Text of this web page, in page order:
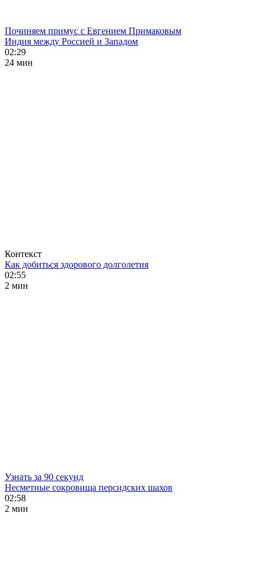
Починяем примус с Евгением Примаковым
Индия между Россией и Западом
02:29
24 мин
Контекст
Как добиться здорового долголетия
02:55
2 мин
Узнать за 90 секунд
Несметные сокровища персидских шахов
02:58
2 мин